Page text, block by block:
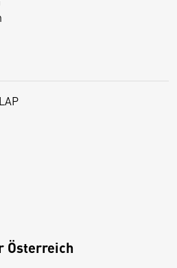
Österreich